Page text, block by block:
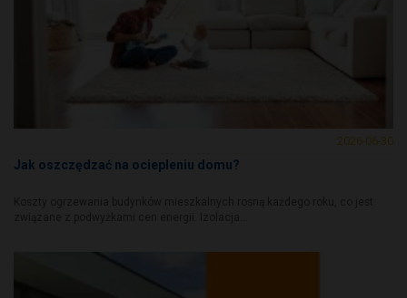
2026-06-30
Jak oszczędzać na ociepleniu domu?